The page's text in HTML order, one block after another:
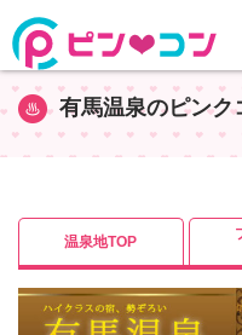
有馬温泉のピンク
温泉地TOP